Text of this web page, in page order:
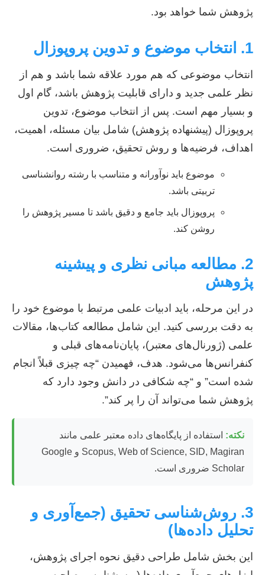
پژوهش شما خواهد بود.
1. انتخاب موضوع و تدوین پروپوزال
انتخاب موضوعی که هم مورد علاقه شما باشد و هم از
نظر علمی جدید و دارای قابلیت پژوهش باشد، گام اول
و بسیار مهم است. پس از انتخاب موضوع، تدوین
پروپوزال (پیشنهاده پژوهش) شامل بیان مسئله، اهمیت،
اهداف، فرضیه‌ها و روش تحقیق، ضروری است.
موضوع باید نوآورانه و متناسب با رشته روانشناسی
تربیتی باشد.
پروپوزال باید جامع و دقیق باشد تا مسیر پژوهش را
روشن کند.
2. مطالعه مبانی نظری و پیشینه
پژوهش
در این مرحله، باید ادبیات علمی مرتبط با موضوع خود را
به دقت بررسی کنید. این شامل مطالعه کتاب‌ها، مقالات
علمی (ژورنال‌های معتبر)، پایان‌نامه‌های قبلی و
کنفرانس‌ها می‌شود. هدف، فهمیدن “چه چیزی قبلاً انجام
شده است” و “چه شکافی در دانش وجود دارد که
پژوهش شما می‌تواند آن را پر کند”.
نکته: استفاده از پایگاه‌های داده معتبر علمی مانند
Scopus, Web of Science, SID, Magiran و Google
Scholar ضروری است.
3. روش‌شناسی تحقیق (جمع‌آوری و
تحلیل داده‌ها)
این بخش شامل طراحی دقیق نحوه اجرای پژوهش،